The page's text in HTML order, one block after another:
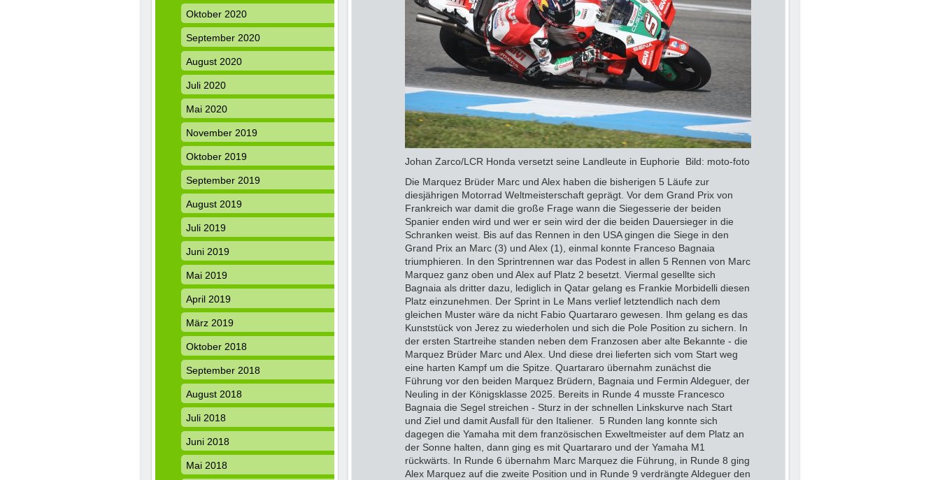
Johan Zarco/LCR Honda versetzt seine Landleute in Euphorie Bild: moto-foto
Die Marquez Brüder Marc und Alex haben die bisherigen 5 Läufe zur
diesjährigen Motorrad Weltmeisterschaft geprägt. Vor dem Grand Prix von
Frankreich war damit die große Frage wann die Siegesserie der beiden
Spanier enden wird und wer er sein wird der die beiden Dauersieger in die
Schranken weist. Bis auf das Rennen in den USA gingen die Siege in den
Grand Prix an Marc (3) und Alex (1), einmal konnte Franceso Bagnaia
triumphieren. In den Sprintrennen war das Podest in allen 5 Rennen von Marc
Marquez ganz oben und Alex auf Platz 2 besetzt. Viermal gesellte sich
Bagnaia als dritter dazu, lediglich in Qatar gelang es Frankie Morbidelli diesen
Platz einzunehmen. Der Sprint in Le Mans verlief letztendlich nach dem
gleichen Muster wäre da nicht Fabio Quartararo gewesen. Ihm gelang es das
Kunststück von Jerez zu wiederholen und sich die Pole Position zu sichern. In
der ersten Startreihe standen neben dem Franzosen aber alte Bekannte - die
Marquez Brüder Marc und Alex. Und diese drei lieferten sich vom Start weg
eine harten Kampf um die Spitze. Quartararo übernahm zunächst die
Führung vor den beiden Marquez Brüdern, Bagnaia und Fermin Aldeguer, der
Neuling in der Königsklasse 2025. Bereits in Runde 4 musste Francesco
Bagnaia die Segel streichen - Sturz in der schnellen Linkskurve nach Start
und Ziel und damit Ausfall für den Italiener. 5 Runden lang konnte sich
dagegen die Yamaha mit dem französischen Exweltmeister auf dem Platz an
der Sonne halten, dann ging es mit Quartararo und der Yamaha M1
rückwärts. In Runde 6 übernahm Marc Marquez die Führung, in Runde 8 ging
Alex Marquez auf die zweite Position und in Runde 9 verdrängte Aldeguer den
Oktober 2020
September 2020
August 2020
Juli 2020
Mai 2020
November 2019
Oktober 2019
September 2019
August 2019
Juli 2019
Juni 2019
Mai 2019
April 2019
März 2019
Oktober 2018
September 2018
August 2018
Juli 2018
Juni 2018
Mai 2018